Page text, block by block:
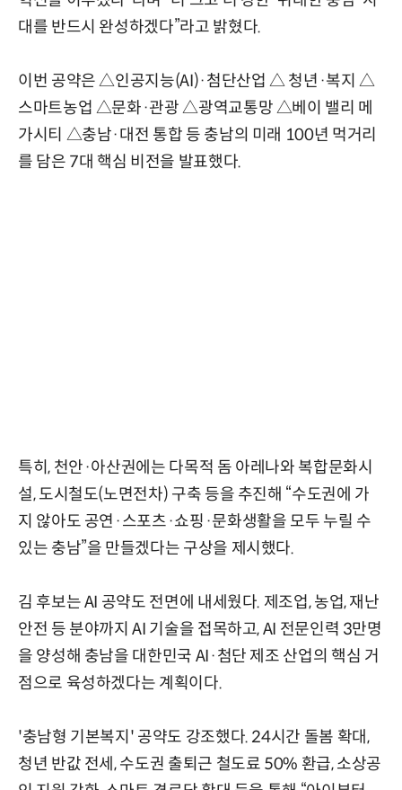
대를 반드시 완성하겠다”라고 밝혔다.
이번 공약은 △인공지능(AI)·첨단산업 △ 청년·복지 △
스마트농업 △문화·관광 △광역교통망 △베이 밸리 메
가시티 △충남·대전 통합 등 충남의 미래 100년 먹거리
를 담은 7대 핵심 비전을 발표했다.
특히, 천안·아산권에는 다목적 돔 아레나와 복합문화시
설, 도시철도(노면전차) 구축 등을 추진해 “수도권에 가
지 않아도 공연·스포츠·쇼핑·문화생활을 모두 누릴 수
있는 충남”을 만들겠다는 구상을 제시했다.
김 후보는 AI 공약도 전면에 내세웠다. 제조업, 농업, 재난
안전 등 분야까지 AI 기술을 접목하고, AI 전문인력 3만명
을 양성해 충남을 대한민국 AI·첨단 제조 산업의 핵심 거
점으로 육성하겠다는 계획이다.
'충남형 기본복지' 공약도 강조했다. 24시간 돌봄 확대,
청년 반값 전세, 수도권 출퇴근 철도료 50% 환급, 소상공